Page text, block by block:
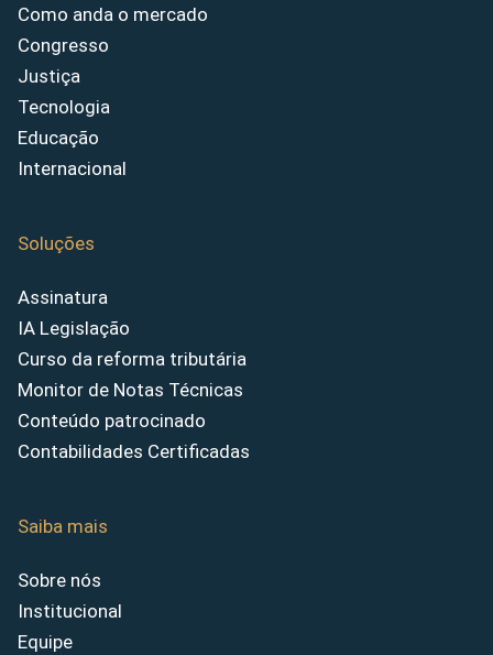
Como anda o mercado
Congresso
Justiça
Tecnologia
Educação
Internacional
Soluções
Assinatura
IA Legislação
Curso da reforma tributária
Monitor de Notas Técnicas
Conteúdo patrocinado
Contabilidades Certificadas
Saiba mais
Sobre nós
Institucional
Equipe